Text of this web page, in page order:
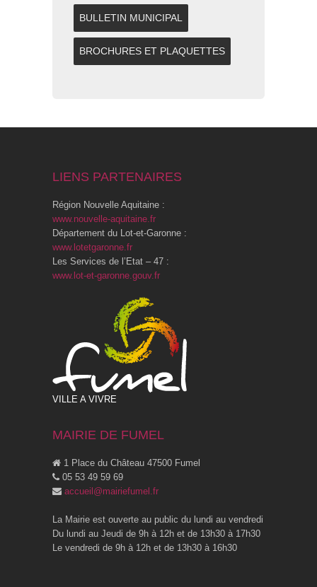
BULLETIN MUNICIPAL
BROCHURES ET PLAQUETTES
LIENS PARTENAIRES
Région Nouvelle Aquitaine :
www.nouvelle-aquitaine.fr
Département du Lot-et-Garonne :
www.lotetgaronne.fr
Les Services de l’Etat – 47 :
www.lot-et-garonne.gouv.fr
VILLE A VIVRE
MAIRIE DE FUMEL
1 Place du Château 47500 Fumel
05 53 49 59 69
accueil@mairiefumel.fr
La Mairie est ouverte au public du lundi au vendredi
Du lundi au Jeudi de 9h à 12h et de 13h30 à 17h30
Le vendredi de 9h à 12h et de 13h30 à 16h30